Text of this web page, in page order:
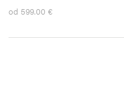
od 599.00 €